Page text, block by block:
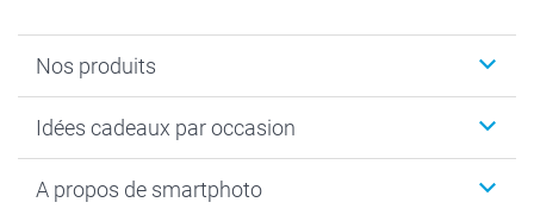
Nos produits
Cadeaux photo
Tirage photo & agrandissement
Idées cadeaux par occasion
Anniversaire
A propos de smartphoto